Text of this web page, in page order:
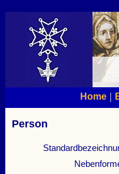
Home|
Person